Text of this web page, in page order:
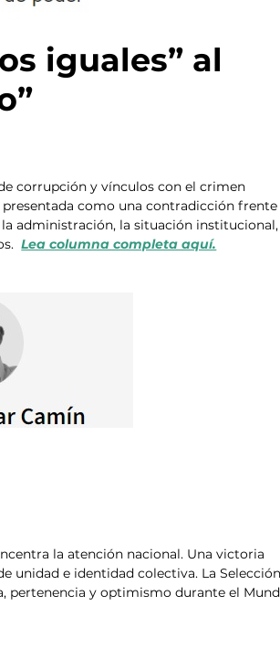
iguales” al
corrupción y vínculos con el crimen
como una contradicción frente
administración, la situación institucional,
Lea columna completa aquí.
la atención nacional. Una victoria
unidad e identidad colectiva. La Selección
pertenencia y optimismo durante el